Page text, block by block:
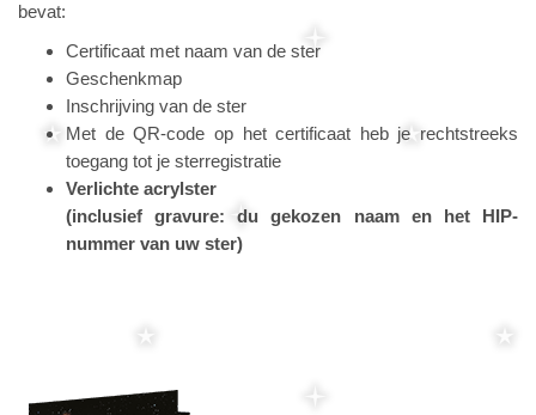
bevat:
Certificaat met naam van de ster
Geschenkmap
Inschrijving van de ster
Met de QR-code op het certificaat heb je rechtstreeks
toegang tot je sterregistratie
Verlichte acrylster
(inclusief gravure: du gekozen naam en het HIP-
nummer van uw ster)